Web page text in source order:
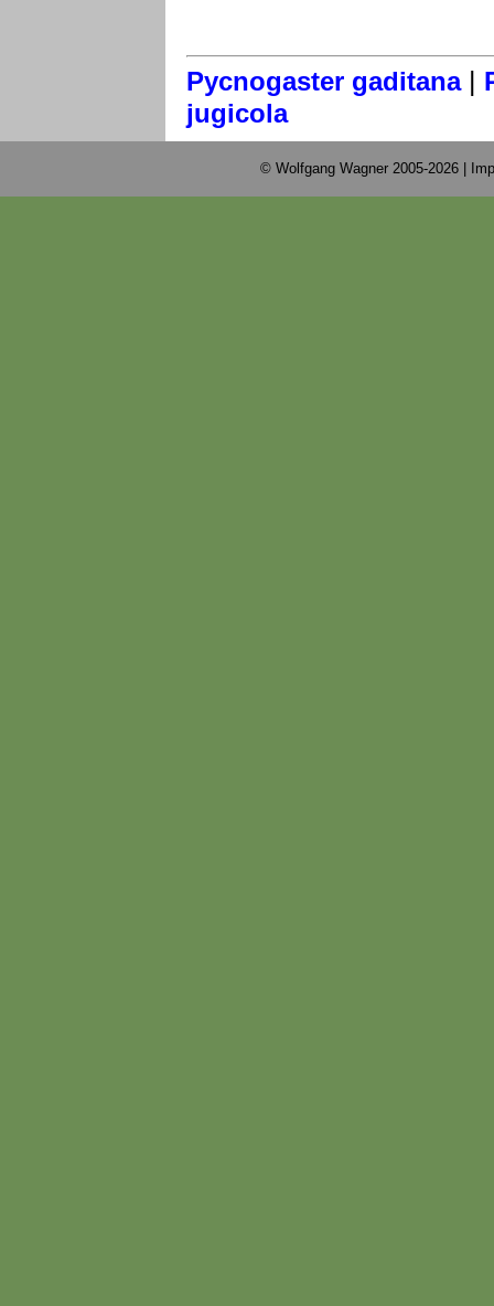
Pycnogaster gaditana|
jugicola
© Wolfgang Wagner 2005-2026 |